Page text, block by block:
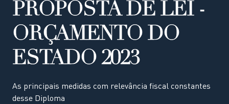
PROPOSTA DE LEI -
ORÇAMENTO DO
ESTADO 2023
As principais medidas com relevância fiscal constantes
desse Diploma